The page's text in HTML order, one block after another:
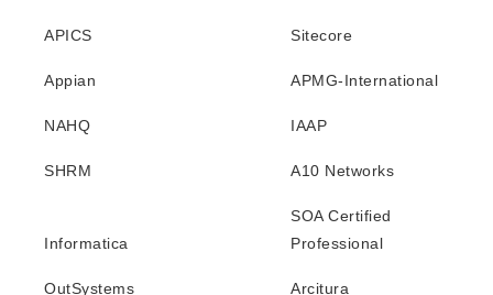
APICS Sitecore
Appian APMG-International
NAHQ IAAP
SHRM A10 Networks
Informatica
SOA Certified
Professional
OutSystems Arcitura